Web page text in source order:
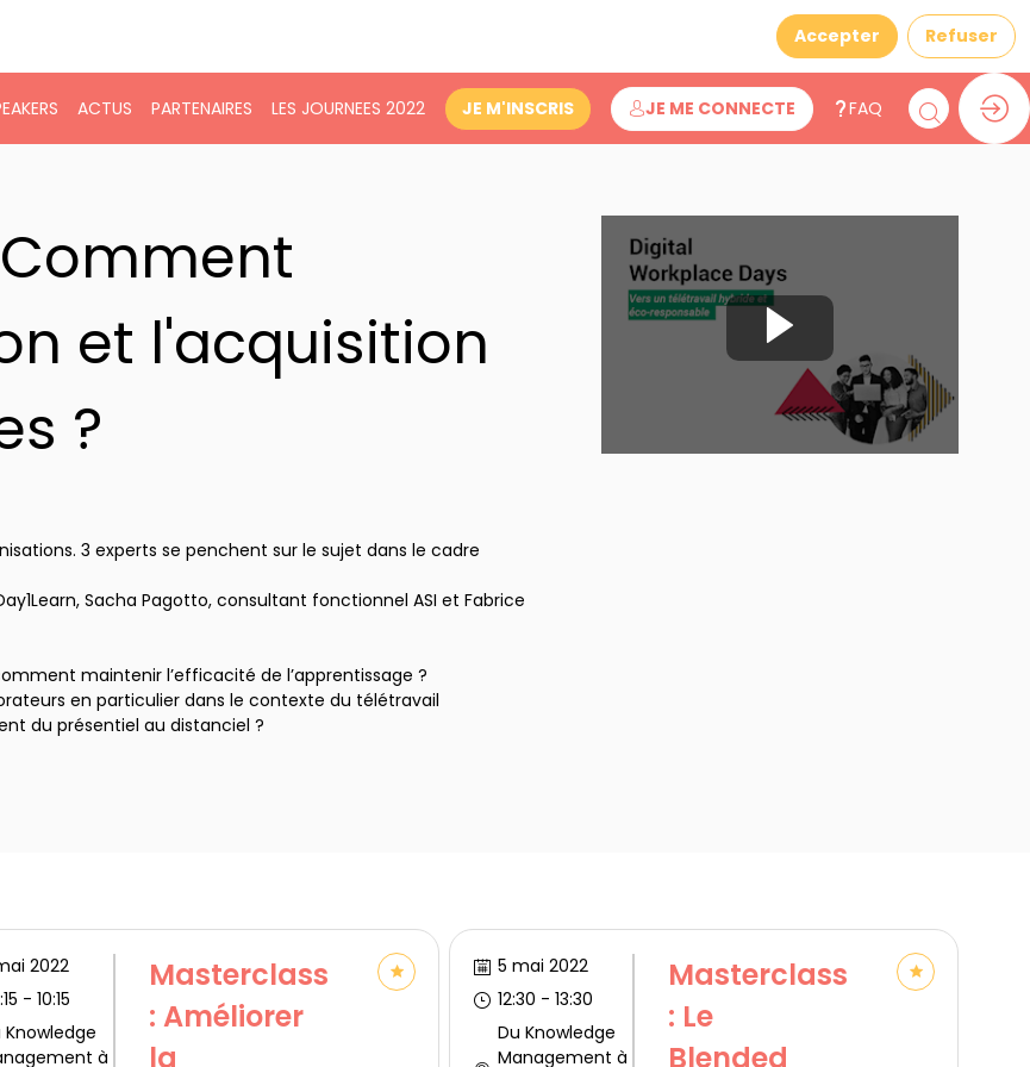
ACTUS PARTENAIRES LES JOURNEES 2022 JE M'INSCRIS JE ME CONNECTE FAQ
et l'acquisition
?
3 experts se penchent sur le sujet dans le cadre
Sacha Pagotto, consultant fonctionnel ASI et Fabrice
maintenir l’efficacité de l’apprentissage ?
en particulier dans le contexte du télétravail
du présentiel au distanciel ?
2022
- 10:15
Knowledge
à
Masterclass
: Améliorer
la
5 mai 2022
12:30 - 13:30
Du Knowledge
Management à
Masterclass
: Le
Blended
Accepter Refuser